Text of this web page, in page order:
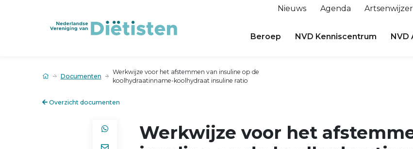
Nieuws Agenda Artsenwijzer
Beroep NVD Kenniscentrum NVD
Documenten
Werkwijze voor het afstemmen van insuline op de
koolhydraatinname-koolhydraat insuline ratio
Overzicht documenten
Werkwijze voor het